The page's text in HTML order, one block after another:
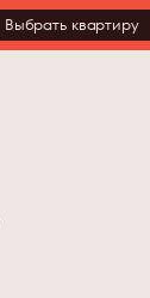
Выбрать квартиру